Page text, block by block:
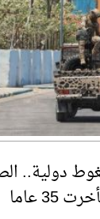
دولية..
عاما